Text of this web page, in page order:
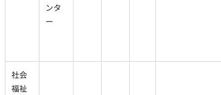
ンタ
ー
社会
福祉